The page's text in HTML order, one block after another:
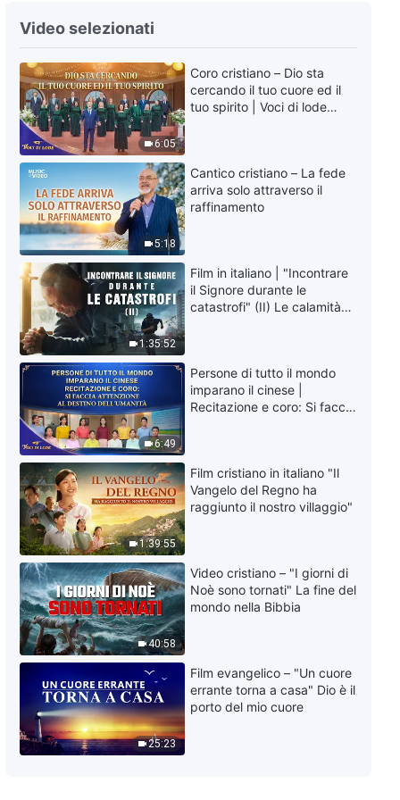
4:02
10:37
La Parola quotidiana di Dio:
Conoscere Dio | Estratto 22
6:49
La Parola quotidiana di Dio:
Conoscere Dio | Estratto 23
8:38
La Parola quotidiana di Dio:
Conoscere Dio | Estratto 24
8:17
La Parola quotidiana di Dio:
Conoscere Dio | Estratto 25
21:23
La Parola quotidiana di Dio:
Conoscere Dio | Estratto 26
9:10
La Parola quotidiana di Dio:
Conoscere Dio | Estratto 27
14:14
La Parola quotidiana di Dio:
Conoscere Dio | Estratto 28
Video selezionati
6:05
Coro cristiano – Dio sta
cercando il tuo cuore ed il
tuo spirito | Voci di lode
5:18
Cantico cristiano – La fede
arriva solo attraverso il
raffinamento
1:35:52
Film in italiano | "Incontrare
il Signore durante le
catastrofi" (II) Le calamità
6:49
Persone di tutto il mondo
imparano il cinese |
Recitazione e coro: Si faccia
1:39:55
Film cristiano in italiano "Il
Vangelo del Regno ha
raggiunto il nostro villaggio"
40:58
Video cristiano – "I giorni di
Noè sono tornati" La fine del
mondo nella Bibbia
25:23
Film evangelico – "Un cuore
errante torna a casa" Dio è il
porto del mio cuore